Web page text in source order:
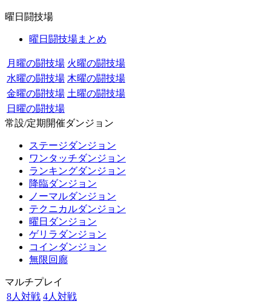
曜日闘技場
曜日闘技場まとめ
月曜の闘技場 火曜の闘技場
水曜の闘技場 木曜の闘技場
金曜の闘技場 土曜の闘技場
日曜の闘技場
常設/定期開催ダンジョン
ステージダンジョン
ワンタッチダンジョン
ランキングダンジョン
降臨ダンジョン
ノーマルダンジョン
テクニカルダンジョン
曜日ダンジョン
ゲリラダンジョン
コインダンジョン
無限回廊
マルチプレイ
8人対戦 4人対戦